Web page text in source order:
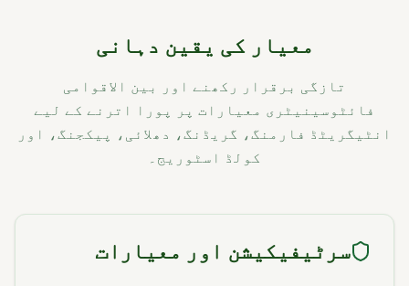
معیار کی یقین دہانی
تازگی برقرار رکھنے اور بین الاقوامی
فائٹوسینیٹری معیارات پر پورا اترنے کے لیے
انٹیگریٹڈ فارمنگ، گریڈنگ، دھلائی، پیکجنگ، اور
کولڈ اسٹوریج۔
سرٹیفیکیشن اور معیارات